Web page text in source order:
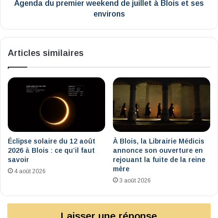
ses
Agenda du premier weekend de juillet à Blois et ses
environs
Articles similaires
Éclipse solaire du 12 août
2026 à Blois : ce qu’il faut
savoir
4 août 2026
À Blois, la Librairie Médicis
annonce son ouverture en
rejouant la fuite de la reine
mère
3 août 2026